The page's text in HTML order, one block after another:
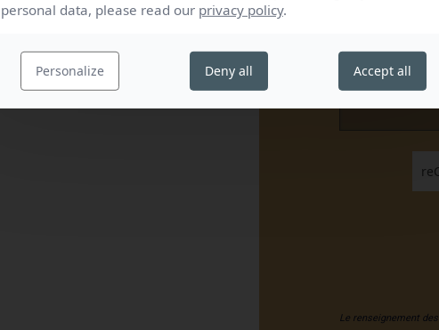
Le renseignement
personal data, please read our privacy policy.
Personalize Deny all Accept all